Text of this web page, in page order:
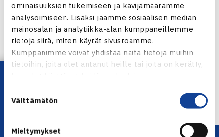
ominaisuuksien tukemiseen ja kävijämäärämme
analysoimiseen. Lisäksi jaamme sosiaalisen median,
mainosalan ja analytiikka-alan kumppaneillemme
tietoja siitä, miten käytät sivustoamme.
Kumppanimme voivat yhdistää näitä tietoja muihin
tietoihin, joita olet antanut heille tai joita on kerätty,
valinta
Välttämätön
Mieltymykset
Jaa:
← Edellinen
Albuquerquen… →
Lataa OmaTennis!